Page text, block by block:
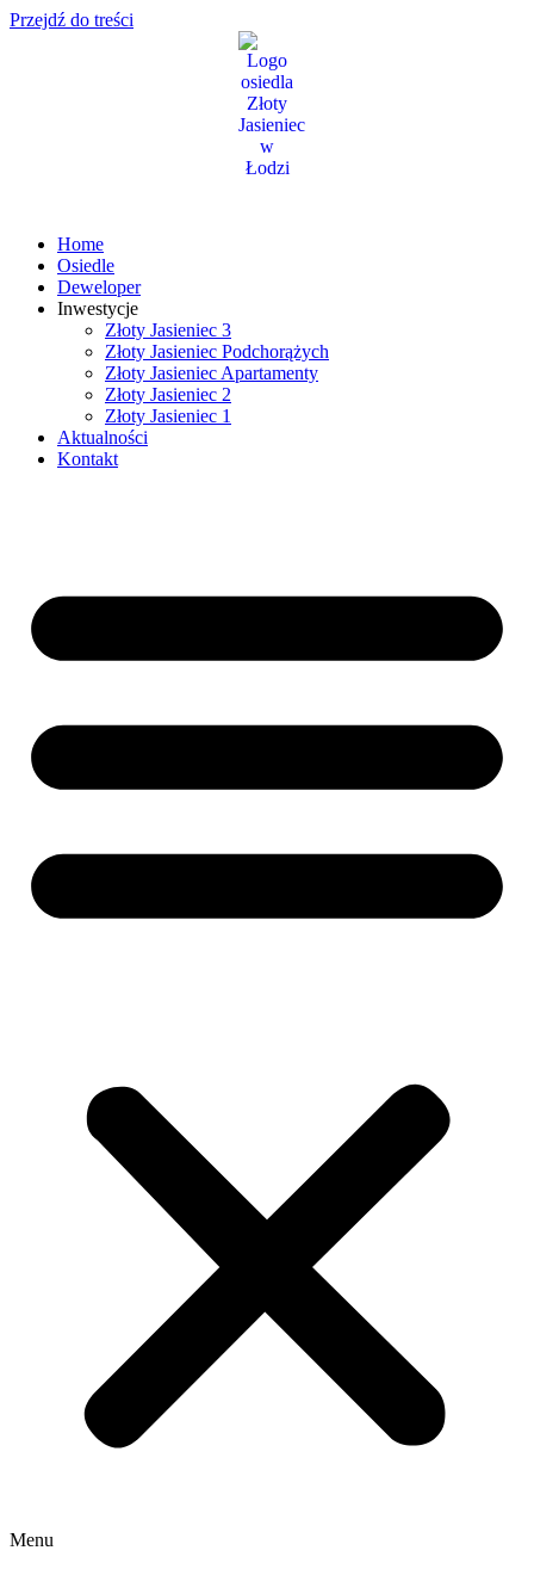
Przejdź do treści
Home
Osiedle
Deweloper
Inwestycje
Złoty Jasieniec 3
Złoty Jasieniec Podchorążych
Złoty Jasieniec Apartamenty
Złoty Jasieniec 2
Złoty Jasieniec 1
Aktualności
Kontakt
Menu